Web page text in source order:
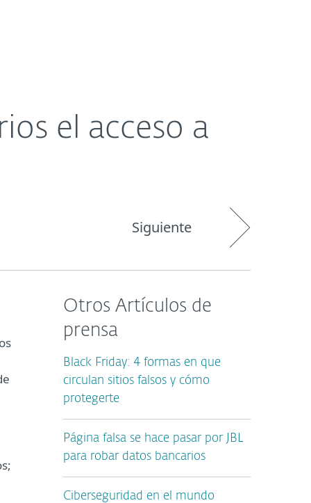
el acceso a
Siguiente
Otros Artículos de
prensa
Black Friday: 4 formas en que
circulan sitios falsos y cómo
protegerte
Página falsa se hace pasar por JBL
para robar datos bancarios
Ciberseguridad en el mundo